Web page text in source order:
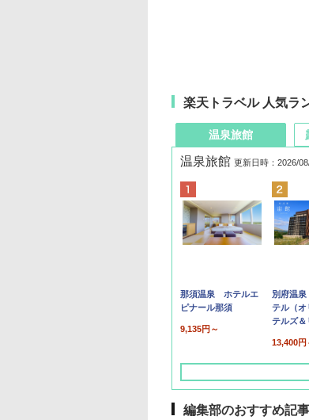
楽天トラベル 人気ラ
温泉旅館
温泉旅館 更新日時：2026/
那須温泉 ホテルエ
ピナール那須
9,135円～
別府温
テル（オ
テルズ＆
13,400円
編集部のおすすめ記事